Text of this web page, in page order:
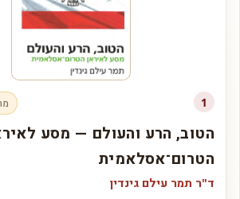
1
הטוב, הרע והעולם — מסע
הטרום־אסלאמית
ד"ר תמר עילם גינדין